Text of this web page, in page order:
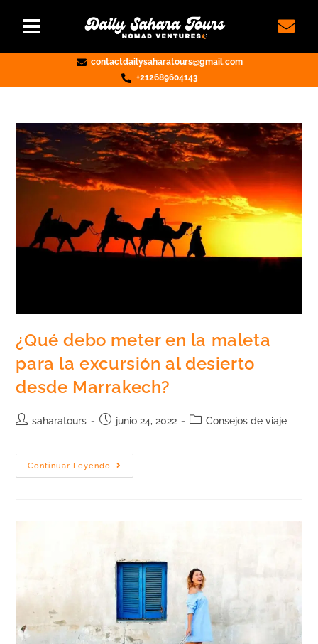
contactdailysaharatours@gmail.com
+212689604143
¿Qué debo meter en la maleta
para la excursión al desierto
desde Marrakech?
saharatours junio 24, 2022 Consejos de viaje
Continuar Leyendo